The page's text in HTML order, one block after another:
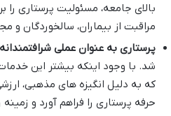
بالای جامعه، مسئولیت پرستاری را
مراقبت از بیماران، سالخوردگان و
پرستاری به عنوان عملی
شد. با وجود اینکه بیشتر این
که به دلیل انگیزه های مذهبی،
حرفه پرستاری را فراهم آورد و